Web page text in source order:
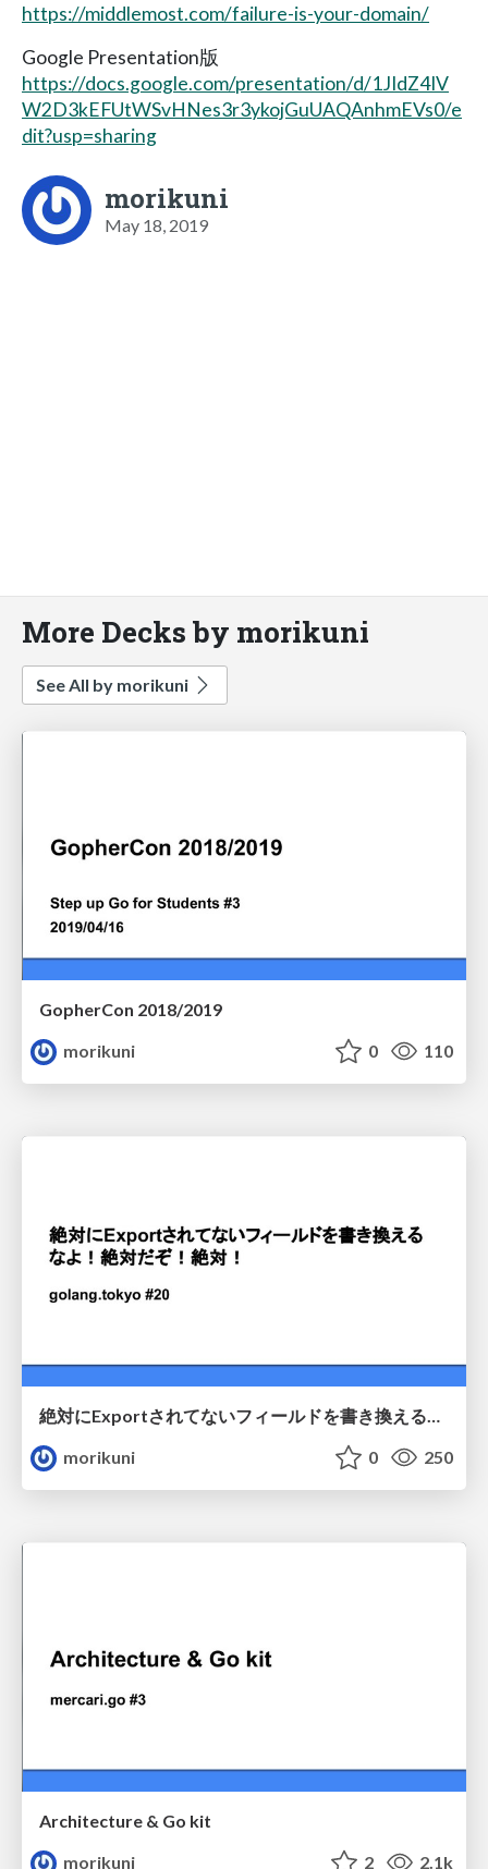
https://middlemost.com/failure-is-your-domain/
Google Presentation版
https://docs.google.com/presentation/d/1JIdZ4IV
W2D3kEFUtWSvHNes3r3ykojGuUAQAnhmEVs0/e
dit?usp=sharing
morikuni
May 18, 2019
More Decks by morikuni
See All by morikuni
GopherCon 2018/2019
morikuni
0 110
morikuni
0 250
Architecture & Go kit
morikuni
2 2.1k